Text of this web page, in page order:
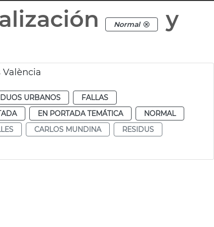
Normal
y
URBANOS
FALLAS
EN PORTADA TEMÁTICA
NORMAL
CARLOS MUNDINA
RESIDUS